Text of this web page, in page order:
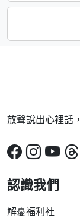
放聲說出心裡話
認識我們
解憂福利社